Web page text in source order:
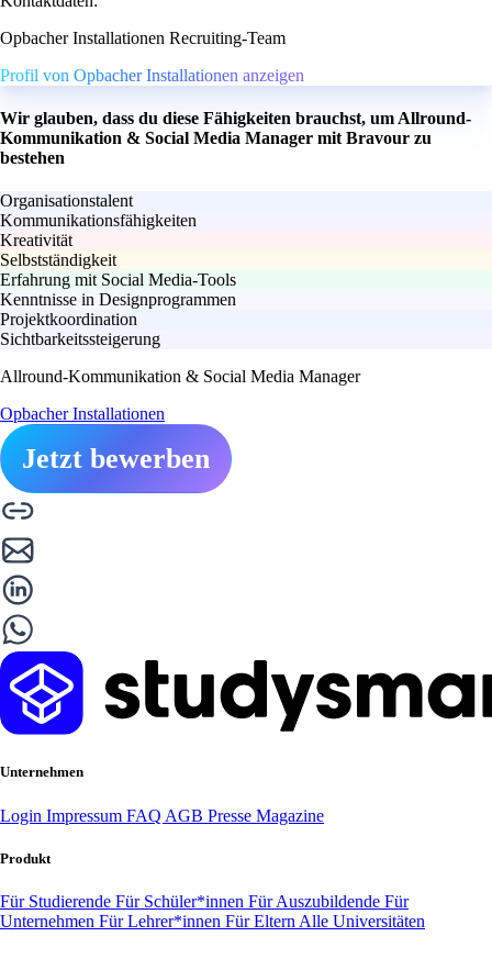
Opbacher Installationen Recruiting-Team
Profil von Opbacher Installationen anzeigen
Wir glauben, dass du diese Fähigkeiten brauchst, um Allround-
Kommunikation & Social Media Manager mit Bravour zu
bestehen
Organisationstalent
Kommunikationsfähigkeiten
Kreativität
Selbstständigkeit
Erfahrung mit Social Media-Tools
Kenntnisse in Designprogrammen
Projektkoordination
Sichtbarkeitssteigerung
Allround-Kommunikation & Social Media Manager
Opbacher Installationen
Jetzt bewerben
Unternehmen
Login Impressum FAQ AGB Presse Magazine
Produkt
Für Studierende Für Schüler*innen Für Auszubildende Für
Unternehmen Für Lehrer*innen Für Eltern Alle Universitäten